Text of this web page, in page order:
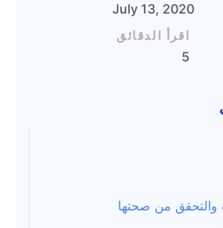
July 13, 2020
اقرأ الدقائق
5
والتحقق من صحتها